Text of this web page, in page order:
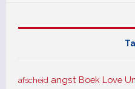
afscheid angst Boek Love